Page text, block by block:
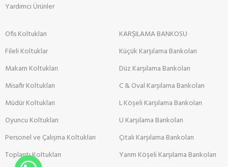
Yardımcı Ürünler
Ofis Koltukları
Fileli Koltuklar
Makam Koltukları
Misafir Koltukları
Müdür Koltukları
Oyuncu Koltukları
Personel ve Çalışma Koltukları
Toplantı Koltukları
KARŞILAMA BANKOSU
Küçük Karşılama Bankoları
Düz Karşılama Bankoları
C & Oval Karşılama Bankoları
L Köşeli Karşılama Bankoları
U Karşılama Bankoları
Çıtalı Karşılama Bankoları
Yarım Köşeli Karşılama Bankoları